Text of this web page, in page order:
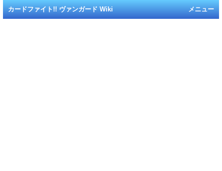
メニュー
カードファイト!! ヴァンガード Wiki